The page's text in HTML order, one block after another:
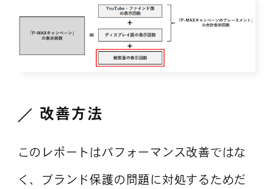
改善方法
このレポートはパフォーマンス改善ではな
く、ブランド保護の問題に対処するためだ